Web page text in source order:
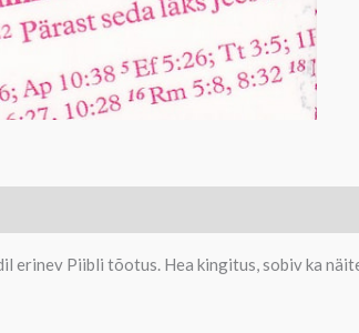
erinev Piibli tõotus. Hea kingitus, sobiv ka